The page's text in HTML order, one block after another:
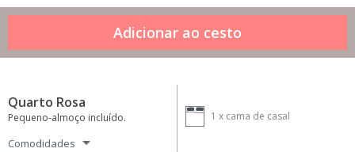
Quarto Rosa
Pequeno-almoço incluído.
Comodidades
1 x cama de casal